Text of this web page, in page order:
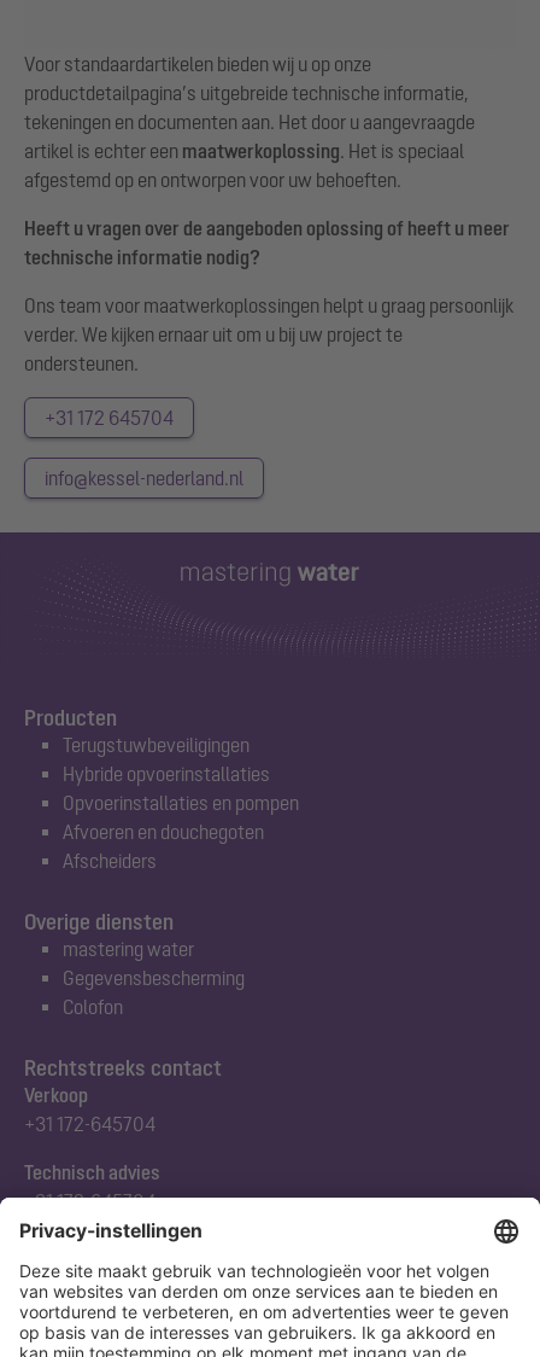
Voor standaardartikelen bieden wij u op onze
productdetailpagina’s uitgebreide technische informatie,
tekeningen en documenten aan. Het door u aangevraagde
artikel is echter een maatwerkoplossing. Het is speciaal
afgestemd op en ontworpen voor uw behoeften.
Heeft u vragen over de aangeboden oplossing of heeft u meer
technische informatie nodig?
Ons team voor maatwerkoplossingen helpt u graag persoonlijk
verder. We kijken ernaar uit om u bij uw project te
ondersteunen.
+31 172 645704
info@kessel-nederland.nl
Producten
Terugstuwbeveiligingen
Hybride opvoerinstallaties
Opvoerinstallaties en pompen
Afvoeren en douchegoten
Afscheiders
Rechtstreeks contact
Verkoop
+31 172-645704
Technisch advies
+31 172-645704
Abonneert u zich op onze nieuwsbrief
Nu aanmelden
Overige diensten
mastering water
Gegevensbescherming
Colofon